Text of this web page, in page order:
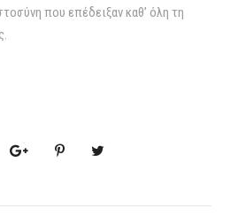
που επέδειξαν καθ’ όλη τη